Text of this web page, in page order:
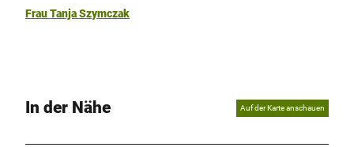
Frau Tanja Szymczak
In der Nähe Auf der Karte anschauen